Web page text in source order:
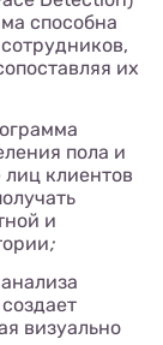
способна
их
пола и
клиентов
и
;
визуально